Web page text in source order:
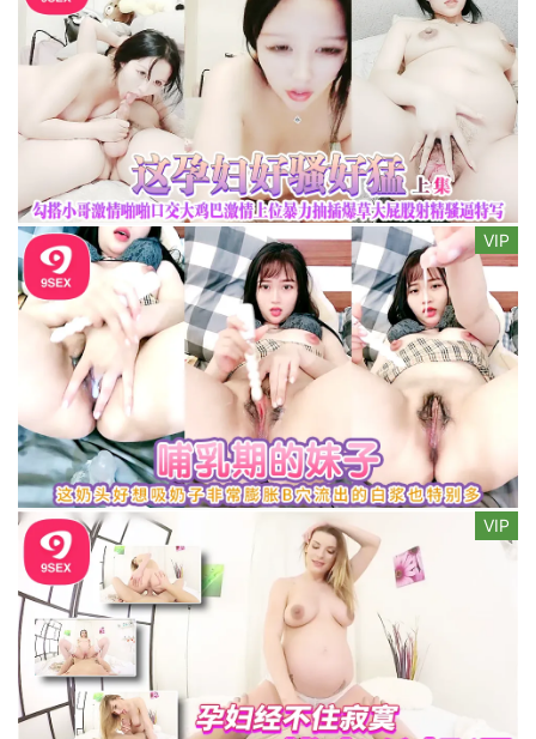
VIP
VIP